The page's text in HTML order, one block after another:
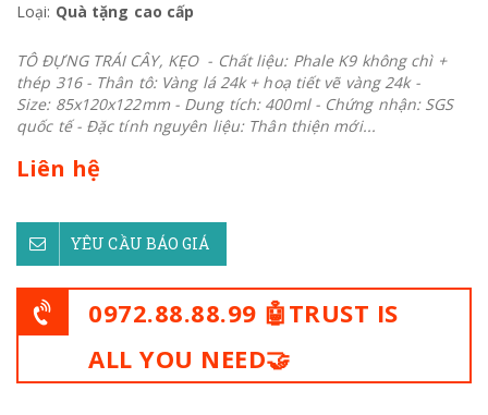
Loại: Quà tặng cao cấp
TÔ ĐỰNG TRÁI CÂY, KẸO - Chất liệu: Phale K9 không chì +
thép 316 - Thân tô: Vàng lá 24k + hoạ tiết vẽ vàng 24k -
Size: 85x120x122mm - Dung tích: 400ml - Chứng nhận: SGS
quốc tế - Đặc tính nguyên liệu: Thân thiện mới...
Liên hệ
YÊU CẦU BÁO GIÁ
0972.88.88.99 🤖TRUST IS
ALL YOU NEED🤝